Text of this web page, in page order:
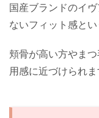
国産ブランドのイ
ないフィット感とい
頬骨が高い方やま
用感に近づけられま